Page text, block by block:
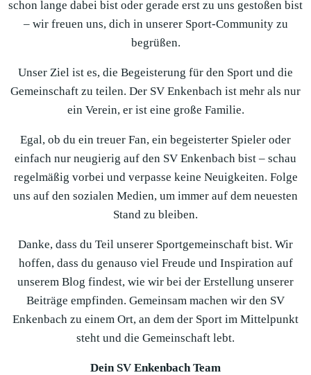
schon lange dabei bist oder gerade erst zu uns gestoßen bist
– wir freuen uns, dich in unserer Sport-Community zu
begrüßen.
Unser Ziel ist es, die Begeisterung für den Sport und die
Gemeinschaft zu teilen. Der SV Enkenbach ist mehr als nur
ein Verein, er ist eine große Familie.
Egal, ob du ein treuer Fan, ein begeisterter Spieler oder
einfach nur neugierig auf den SV Enkenbach bist – schau
regelmäßig vorbei und verpasse keine Neuigkeiten. Folge
uns auf den sozialen Medien, um immer auf dem neuesten
Stand zu bleiben.
Danke, dass du Teil unserer Sportgemeinschaft bist. Wir
hoffen, dass du genauso viel Freude und Inspiration auf
unserem Blog findest, wie wir bei der Erstellung unserer
Beiträge empfinden. Gemeinsam machen wir den SV
Enkenbach zu einem Ort, an dem der Sport im Mittelpunkt
steht und die Gemeinschaft lebt.
Dein SV Enkenbach Team